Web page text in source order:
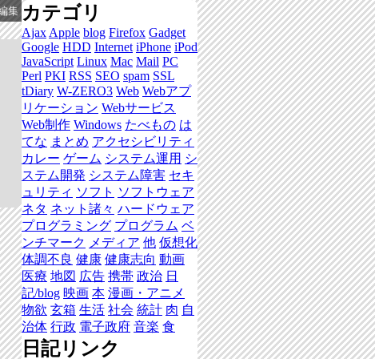
集 カテゴリ
Ajax Apple blog Firefox Gadget
Google HDD Internet iPhone iPod
JavaScript Linux Mac Mail PC
Perl PKI RSS SEO spam SSL
tDiary W-ZERO3 Web Webアプ
リケーション Webサービス
Web制作 Windows たべもの は
てな まとめ アクセシビリティ
カレー ゲーム システム運用 シ
ステム開発 システム障害 セキ
ュリティ ソフト ソフトウェア
ネタ ネット諸々 ハードウェア
プログラミング プログラム ベ
ンチマーク メディア 他 仮想化
体調不良 健康 健康志向 動画
医療 地図 広告 携帯 政治 日
記/blog 映画 本 漫画・アニメ
物欲 玄箱 生活 社会 統計 肉 自
治体 行政 電子政府 音楽 食
日記リンク